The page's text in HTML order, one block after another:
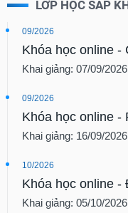
LỚP HỌC SẮP
09/2026
Khóa học online -
Khai giảng: 07/09/
09/2026
Khóa học online -
Khai giảng: 16/09/
10/2026
Khóa học online -
Khai giảng: 05/10/